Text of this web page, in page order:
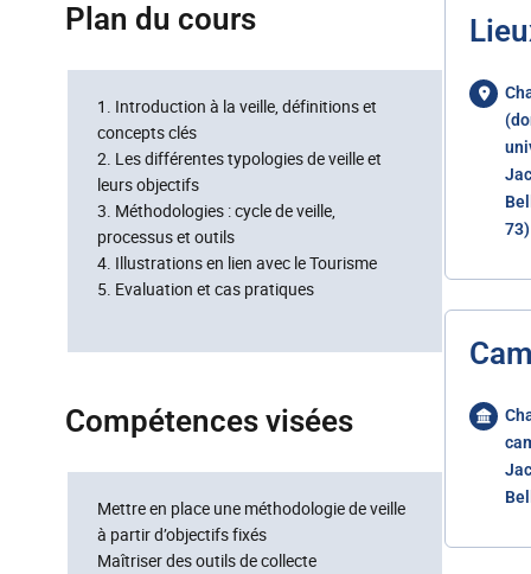
Plan du cours
1. Introduction à la veille, définitions et
concepts clés
2. Les différentes typologies de veille et
leurs objectifs
3. Méthodologies : cycle de veille,
processus et outils
4. Illustrations en lien avec le Tourisme
5. Evaluation et cas pratiques
Compétences visées
Mettre en place une méthodologie de veille
à partir d’objectifs fixés
Maîtriser des outils de collecte
73)